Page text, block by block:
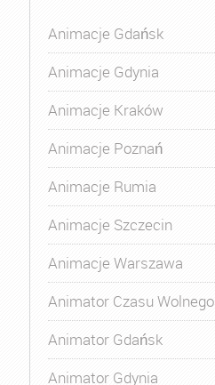
Animacje Gdańsk
Animacje Gdynia
Animacje Kraków
Animacje Poznań
Animacje Rumia
Animacje Szczecin
Animacje Warszawa
Animator Czasu Wolnego
Animator Gdańsk
Animator Gdynia